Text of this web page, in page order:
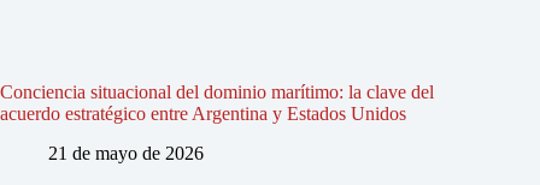
Conciencia situacional del dominio marítimo: la clave del
acuerdo estratégico entre Argentina y Estados Unidos
21 de mayo de 2026